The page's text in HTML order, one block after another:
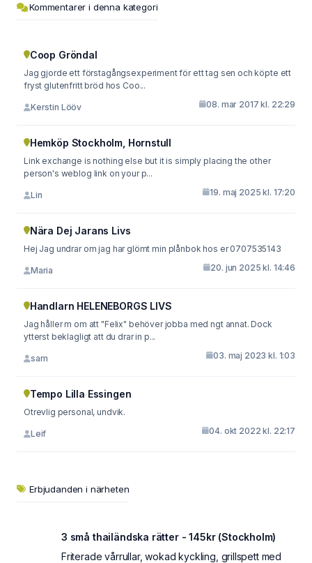
Kommentarer i denna kategori
Coop Gröndal
Jag gjorde ett förstagångsexperiment för ett tag sen och köpte ett
fryst glutenfritt bröd hos Coo...
Kerstin Lööv 08. mar 2017 kl. 22:29
Hemköp Stockholm, Hornstull
Link exchange is nothing else but it is simply placing the other
person's weblog link on your p...
Lin 19. maj 2025 kl. 17:20
Nära Dej Jarans Livs
Hej Jag undrar om jag har glömt min plånbok hos er 0707535143
Maria 20. jun 2025 kl. 14:46
Handlarn HELENEBORGS LIVS
Jag håller m om att "Felix" behöver jobba med ngt annat. Dock
ytterst beklagligt att du drar in p...
sam 03. maj 2023 kl. 1:03
Tempo Lilla Essingen
Otrevlig personal, undvik.
Leif 04. okt 2022 kl. 22:17
Erbjudanden i närheten
3 små thailändska rätter - 145kr (Stockholm)
Friterade vårrullar, wokad kyckling, grillspett med